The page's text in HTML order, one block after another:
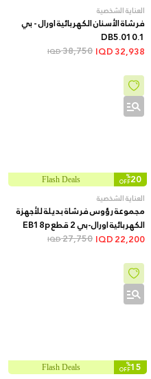
العناية الشخصية
فرشاة الأسنان الكهربائية اورال - بي
DB5.010.1
32,938
38,750
IQD
20
%
OFF
Flash Deals
العناية الشخصية
مجموعة رؤوس فرشاة بديلة للأجهزة
الكهربائية اورال-بي 2 قطع EB18p
22,200
27,750
IQD
15
%
OFF
Flash Deals